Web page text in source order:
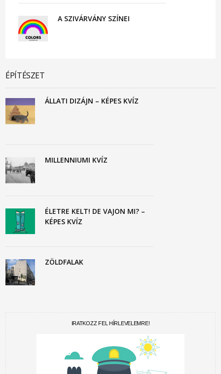
A SZIVÁRVÁNY SZÍNEI
ÉPÍTÉSZET
ÁLLATI DIZÁJN – KÉPES KVÍZ
MILLENNIUMI KVÍZ
ÉLETRE KELT! DE VAJON MI? –
KÉPES KVÍZ
ZÖLDFALAK
IRATKOZZ FEL HÍRLEVELEMRE!